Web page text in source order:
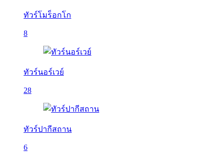
ทัวร์โมร็อกโก
8
ทัวร์นอร์เวย์
28
ทัวร์ปากีสถาน
6